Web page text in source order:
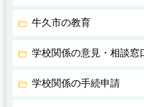
牛久市の教育
学校関係の意見・相談窓
学校関係の手続申請